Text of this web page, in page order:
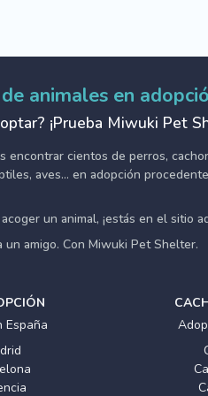
animales en
¡Prueba Miwuki Pet
encontrar cientos de perros,
aves... en adopción
un animal, ¡estás en el sitio
un amigo. Con Miwuki Pet Shelter.
España